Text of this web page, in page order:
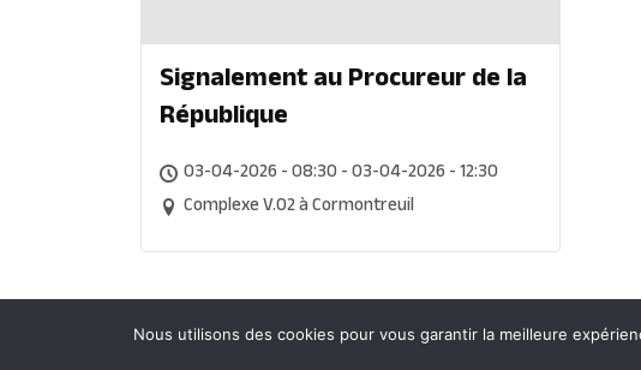
Signalement au Procureur de la
République
03-04-2026 - 08:30 - 03-04-2026 - 12:30
Complexe V.O2 à Cormontreuil
© 2023 – www.cpts-valdesuippe.fr
Nous utilisons des cookies pour vous garantir la meilleure